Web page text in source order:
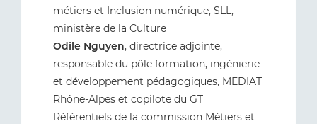
métiers et Inclusion numérique, SLL,
ministère de la Culture
Odile Nguyen, directrice adjointe,
responsable du pôle formation, ingénierie
et développement pédagogiques, MEDIAT
Rhône-Alpes et copilote du GT
Référentiels de la commission Métiers et